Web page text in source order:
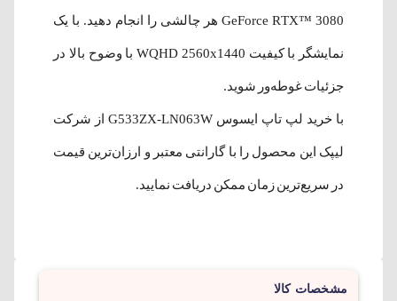
GeForce RTX™ 3080 هر چالشی را انجام دهید. با یک
نمایشگر با کیفیت WQHD 2560x1440 با وضوح بالا در
جزئیات غوطه‌ور شوید.
با خرید لپ‌ تاپ ایسوس G533ZX-LN063W از شرکت
لیپک این محصول را با گارانتی معتبر و ارزان‌ترین قیمت
در سریع‌ترین زمان ممکن دریافت نمایید.
مشخصات کالا